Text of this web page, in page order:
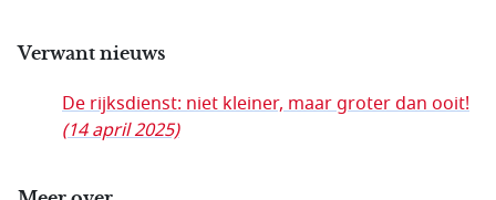
Verwant nieuws
De rijksdienst: niet kleiner, maar groter dan ooit!
(14 april 2025)